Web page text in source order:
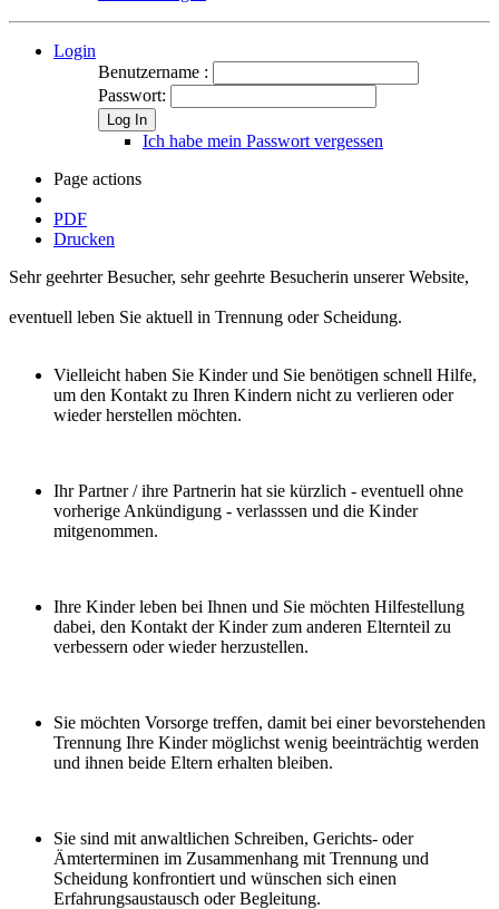
Login
Benutzername :
Passwort:
Log In
Ich habe mein Passwort vergessen
Page actions
PDF
Drucken
Sehr geehrter Besucher, sehr geehrte Besucherin unserer Website,
eventuell leben Sie aktuell in Trennung oder Scheidung.
Vielleicht haben Sie Kinder und Sie benötigen schnell Hilfe,
um den Kontakt zu Ihren Kindern nicht zu verlieren oder
wieder herstellen möchten.
Ihr Partner / ihre Partnerin hat sie kürzlich - eventuell ohne
vorherige Ankündigung - verlasssen und die Kinder
mitgenommen.
Ihre Kinder leben bei Ihnen und Sie möchten Hilfestellung
dabei, den Kontakt der Kinder zum anderen Elternteil zu
verbessern oder wieder herzustellen.
Sie möchten Vorsorge treffen, damit bei einer bevorstehenden
Trennung Ihre Kinder möglichst wenig beeinträchtig werden
und ihnen beide Eltern erhalten bleiben.
Sie sind mit anwaltlichen Schreiben, Gerichts- oder
Ämterterminen im Zusammenhang mit Trennung und
Scheidung konfrontiert und wünschen sich einen
Erfahrungsaustausch oder Begleitung.